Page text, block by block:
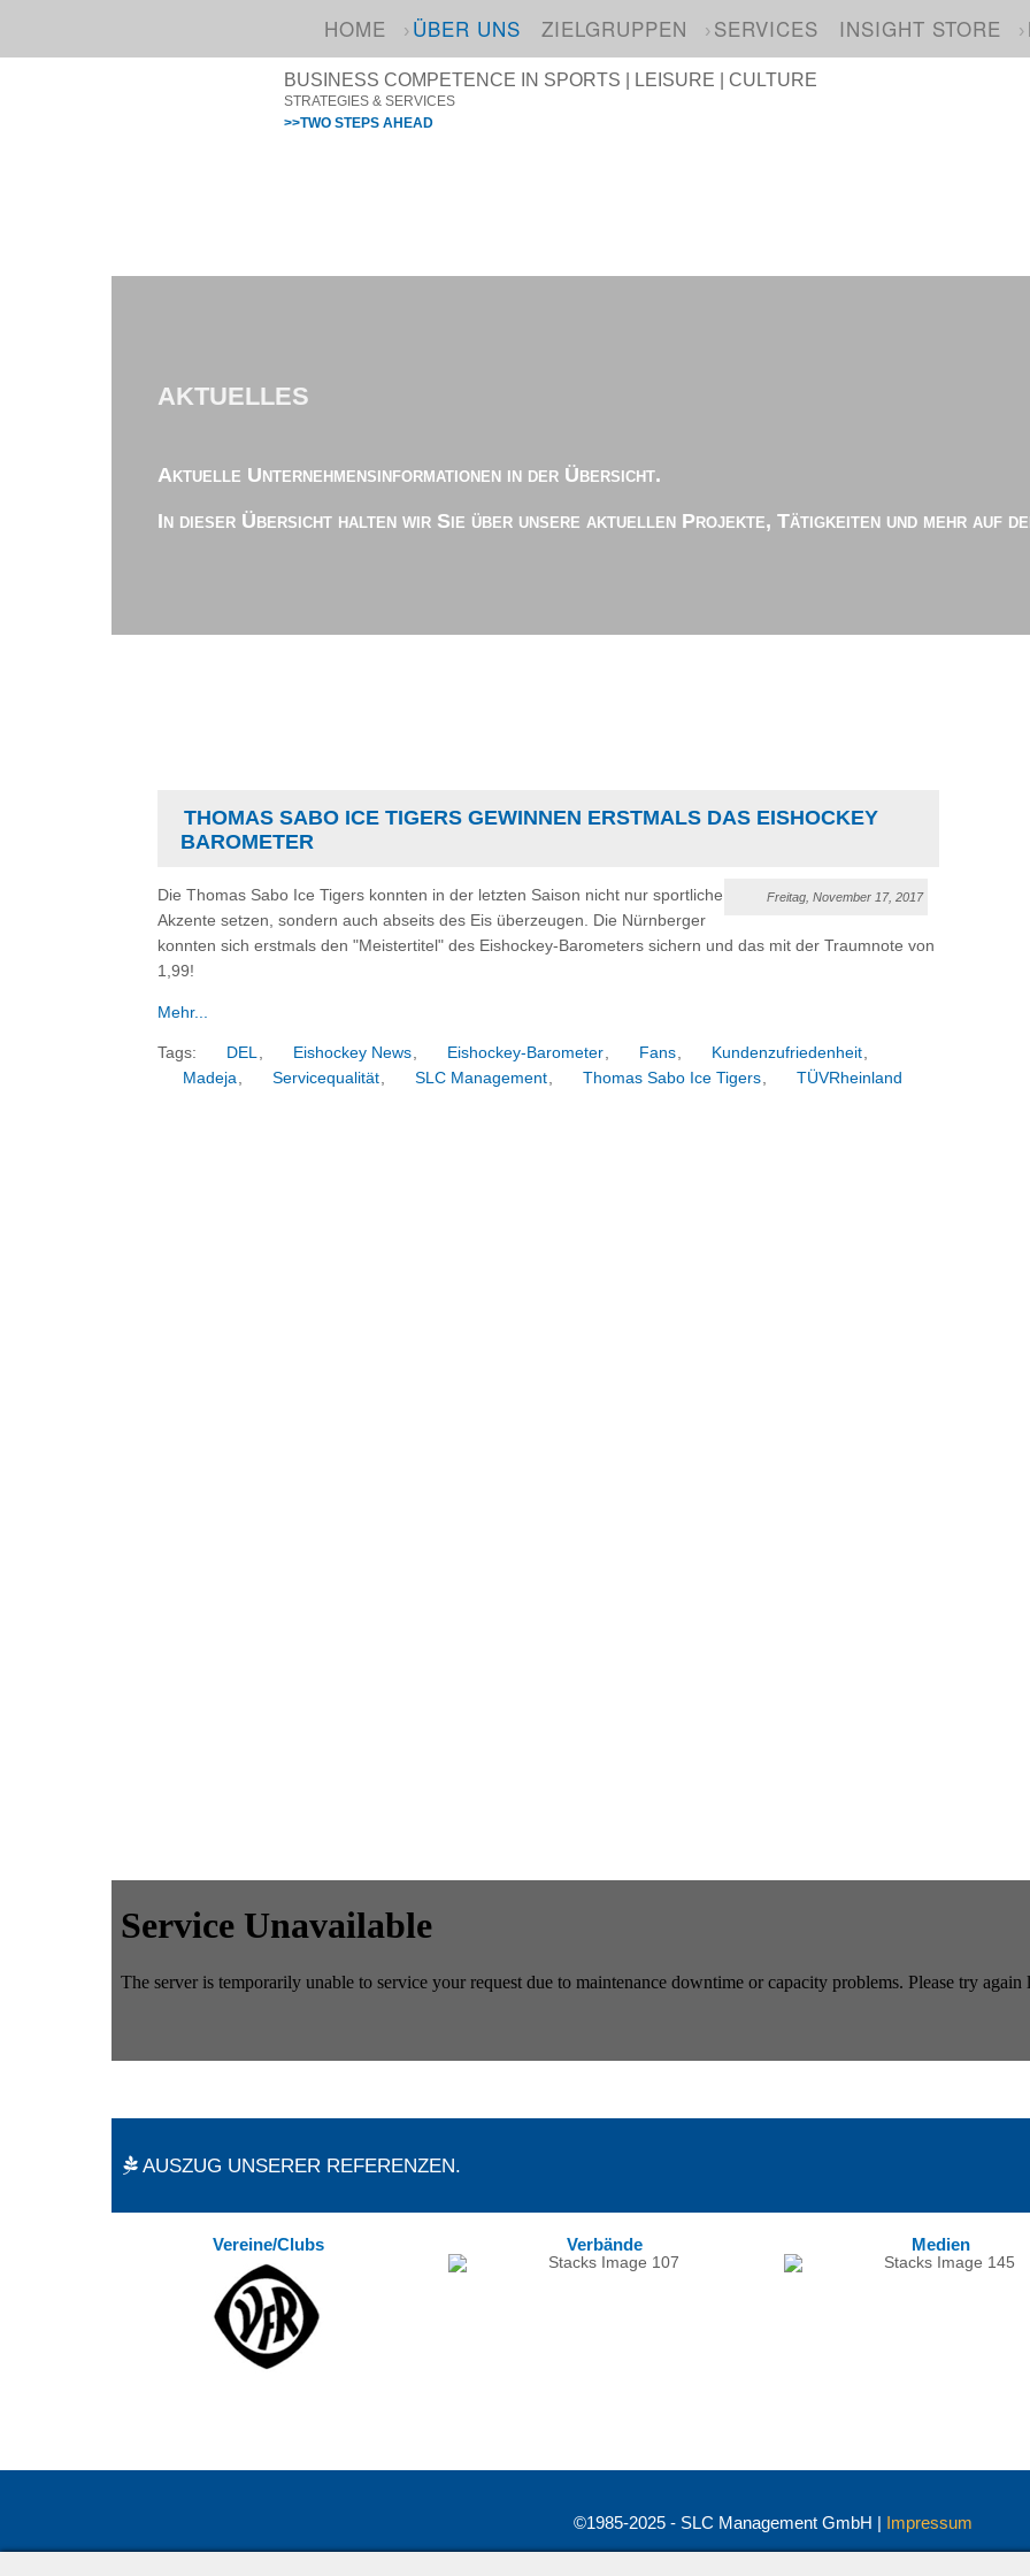
HOME ÜBER UNS ZIELGRUPPEN SERVICES INSIGHT STORE
BUSINESS COMPETENCE IN SPORTS | LEISURE | CULTURE
STRATEGIES & SERVICES
>>TWO STEPS AHEAD
AKTUELLES
Aktuelle Unternehmensinformationen in der Übersicht.
In dieser Übersicht halten wir Sie über unsere aktuellen Projekte, Tätigkeiten und mehr auf
THOMAS SABO ICE TIGERS GEWINNEN ERSTMALS DAS EISHOCKEY
BAROMETER
Freitag, November 17, 2017
Die Thomas Sabo Ice Tigers konnten in der letzten Saison nicht nur sportliche
Akzente setzen, sondern auch abseits des Eis überzeugen. Die Nürnberger
konnten sich erstmals den "Meistertitel" des Eishockey-Barometers sichern und das mit der Traumnote von
1,99!
Mehr...
Tags: DEL, Eishockey News, Eishockey-Barometer, Fans, Kundenzufriedenheit,
Madeja, Servicequalität, SLC Management, Thomas Sabo Ice Tigers, TÜVRheinland
AUSZUG UNSERER REFERENZEN.
Vereine/Clubs Verbände Medien
©1985-2025 - SLC Management GmbH | Impressum